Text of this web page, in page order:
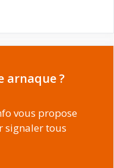
arnaque ?
vous propose
signaler tous